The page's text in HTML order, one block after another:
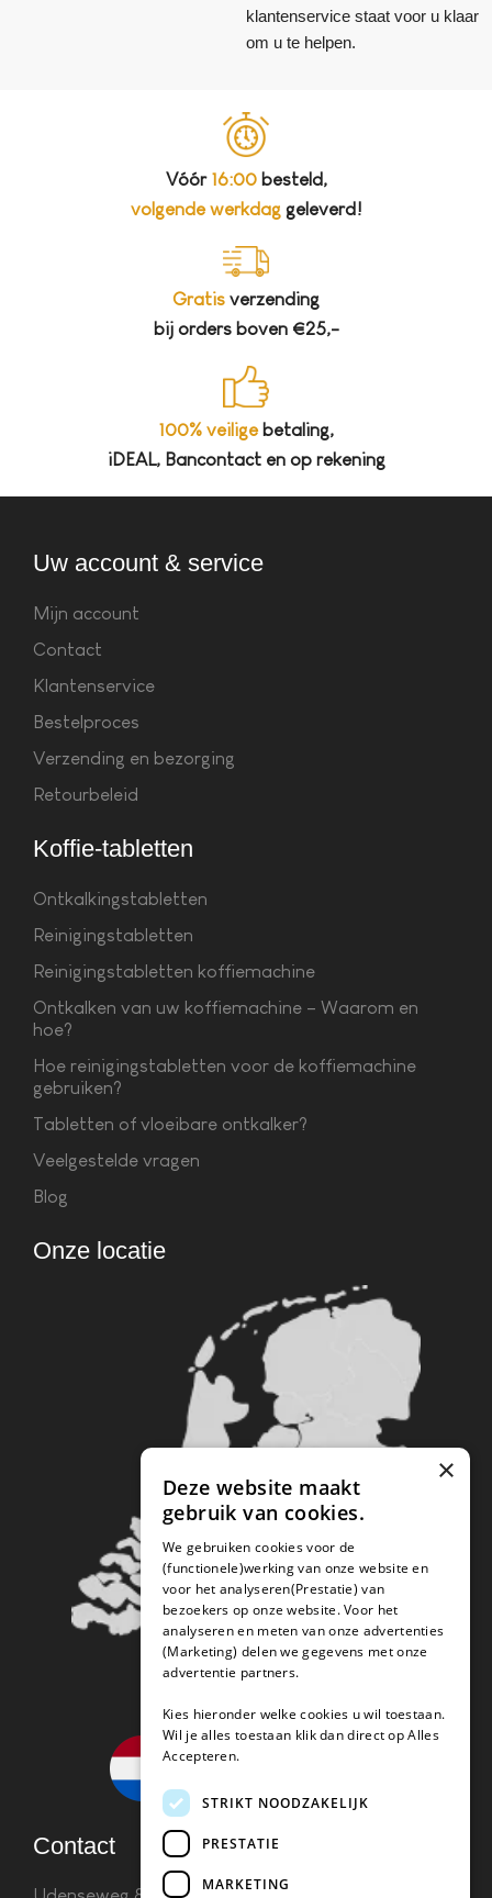
klantenservice staat voor u klaar
om u te helpen.
Vóór 16:00besteld,
volgende werkdaggeleverd!
Gratis verzending
bij orders boven €25,-
100% veiligebetaling,
iDEAL, Bancontact en op rekening
Uw account & service
Mijn account
Contact
Klantenservice
Bestelproces
Verzending en bezorging
Retourbeleid
Koffie-tabletten
Ontkalkingstabletten
Reinigingstabletten
Reinigingstabletten koffiemachine
Ontkalken van uw koffiemachine – Waarom en
hoe?
Hoe reinigingstabletten voor de koffiemachine
gebruiken?
Tabletten of vloeibare ontkalker?
Veelgestelde vragen
Blog
Onze locatie
Contact
×
Deze website maakt
gebruik van cookies.
We gebruiken cookies voor de
(functionele)werking van onze website en
voor het analyseren(Prestatie) van
bezoekers op onze website. Voor het
analyseren en meten van onze advertenties
(Marketing) delen we gegevens met onze
advertentie partners.
Kies hieronder welke cookies u wil toestaan.
Wil je alles toestaan klik dan direct op Alles
Accepteren.
STRIKT NOODZAKELIJK
PRESTATIE
MARKETING